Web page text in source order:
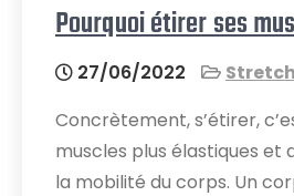
Pourquoi étirer ses
27/06/2022
Concrètement, s’étirer,
muscles plus élastiques
la mobilité du corps. Un